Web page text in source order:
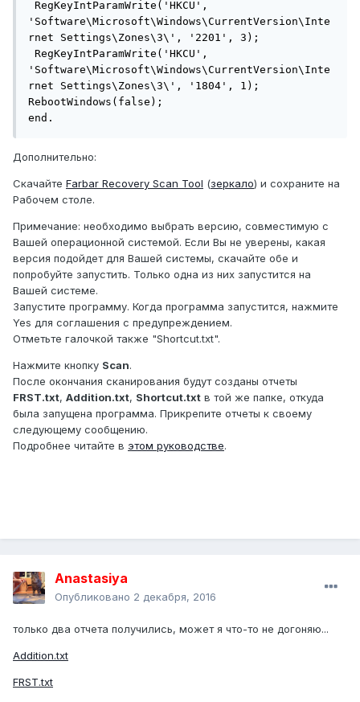
'Software\Microsoft\Windows\CurrentVersion\Inte
rnet Settings\Zones\3\', '2201', 3);
'Software\Microsoft\Windows\CurrentVersion\Inte
rnet Settings\Zones\3\', '1804', 1);
RebootWindows(false);
end.
Дополнительно:
Скачайте Farbar Recovery Scan Tool (зеркало) и сохраните на
Рабочем столе.
Примечание: необходимо выбрать версию, совместимую с
Вашей операционной системой. Если Вы не уверены, какая
версия подойдет для Вашей системы, скачайте обе и
попробуйте запустить. Только одна из них запустится на
Вашей системе.
Запустите программу. Когда программа запустится, нажмите
Yes для соглашения с предупреждением.
Отметьте галочкой также "Shortcut.txt".
Нажмите кнопку Scan.
После окончания сканирования будут созданы отчеты
FRST.txt, Addition.txt, Shortcut.txt в той же папке, откуда
была запущена программа. Прикрепите отчеты к своему
следующему сообщению.
Подробнее читайте в этом руководстве.
Anastasiya
Опубликовано 2 декабря, 2016
только два отчета получились, может я что-то не догоняю...
Addition.txt
FRST.txt